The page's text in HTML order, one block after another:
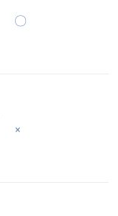
〇
×